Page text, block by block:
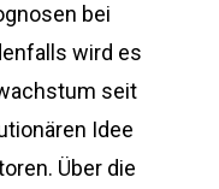
bei
wird es
seit
Idee
Über die